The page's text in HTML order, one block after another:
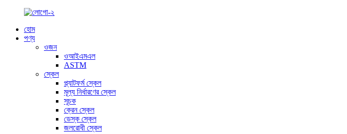
হোম
পণ্য
ওজন
ওআইএমএল
ASTM
স্কেল
প্ল্যাটফর্ম স্কেল
মূল্য নির্ধারণের স্কেল
সূচক
ক্রেন স্কেল
ডেস্ক স্কেল
জলরোধী স্কেল